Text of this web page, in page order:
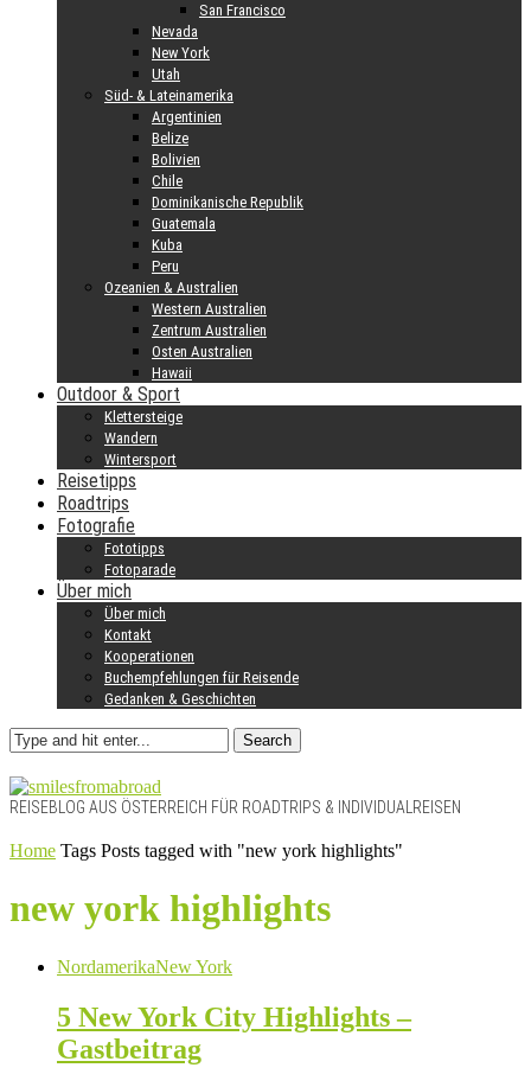
San Francisco
Nevada
New York
Utah
Süd- & Lateinamerika
Argentinien
Belize
Bolivien
Chile
Dominikanische Republik
Guatemala
Kuba
Peru
Ozeanien & Australien
Western Australien
Zentrum Australien
Osten Australien
Hawaii
Outdoor & Sport
Klettersteige
Wandern
Wintersport
Reisetipps
Roadtrips
Fotografie
Fototipps
Fotoparade
Über mich
Über mich
Kontakt
Kooperationen
Buchempfehlungen für Reisende
Gedanken & Geschichten
Search
REISEBLOG AUS ÖSTERREICH FÜR ROADTRIPS & INDIVIDUALREISEN
Home Tags Posts tagged with "new york highlights"
new york highlights
NordamerikaNew York
5 New York City Highlights –
Gastbeitrag